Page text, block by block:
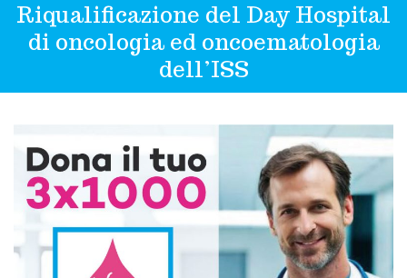
Riqualificazione del Day Hospital
di oncologia ed oncoematologia
dell’ISS